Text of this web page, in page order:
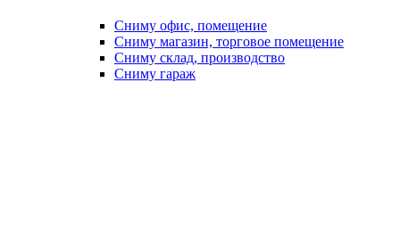
Сниму офис, помещение
Сниму магазин, торговое помещение
Сниму склад, производство
Сниму гараж